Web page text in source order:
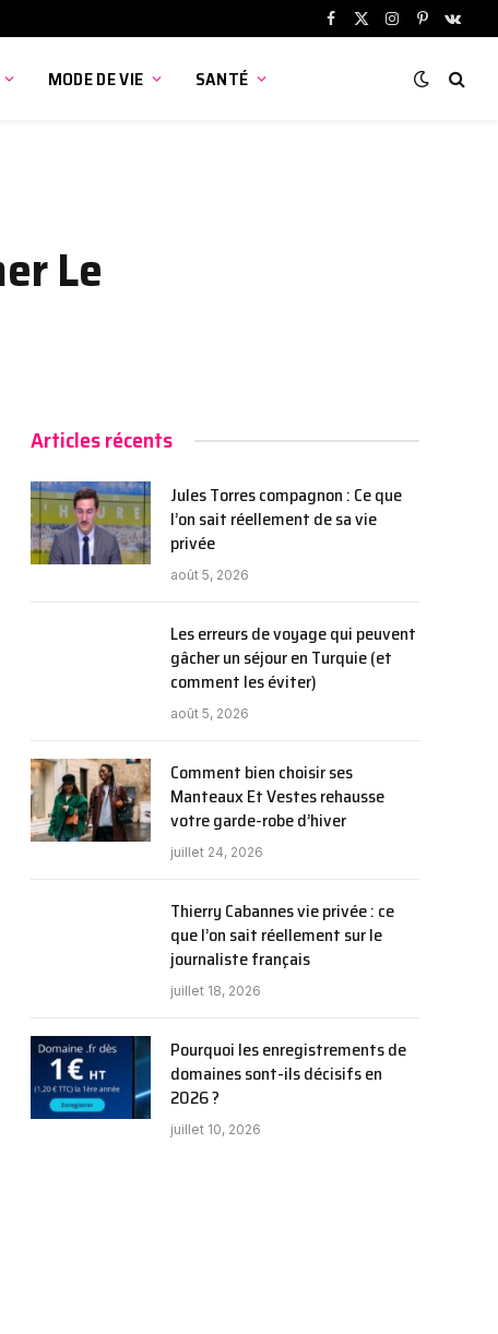
Facebook
X
Instagram
Pinterest
MODE DE VIE SANTÉ
Le
Articles récents
Jules Torres compagnon : Ce que
l’on sait réellement de sa vie
privée
août 5, 2026
Les erreurs de voyage qui peuvent
gâcher un séjour en Turquie (et
comment les éviter)
août 5, 2026
Comment bien choisir ses
Manteaux Et Vestes rehausse
votre garde-robe d’hiver
juillet 24, 2026
Thierry Cabannes vie privée : ce
que l’on sait réellement sur le
journaliste français
juillet 18, 2026
Pourquoi les enregistrements de
domaines sont-ils décisifs en
2026 ?
juillet 10, 2026